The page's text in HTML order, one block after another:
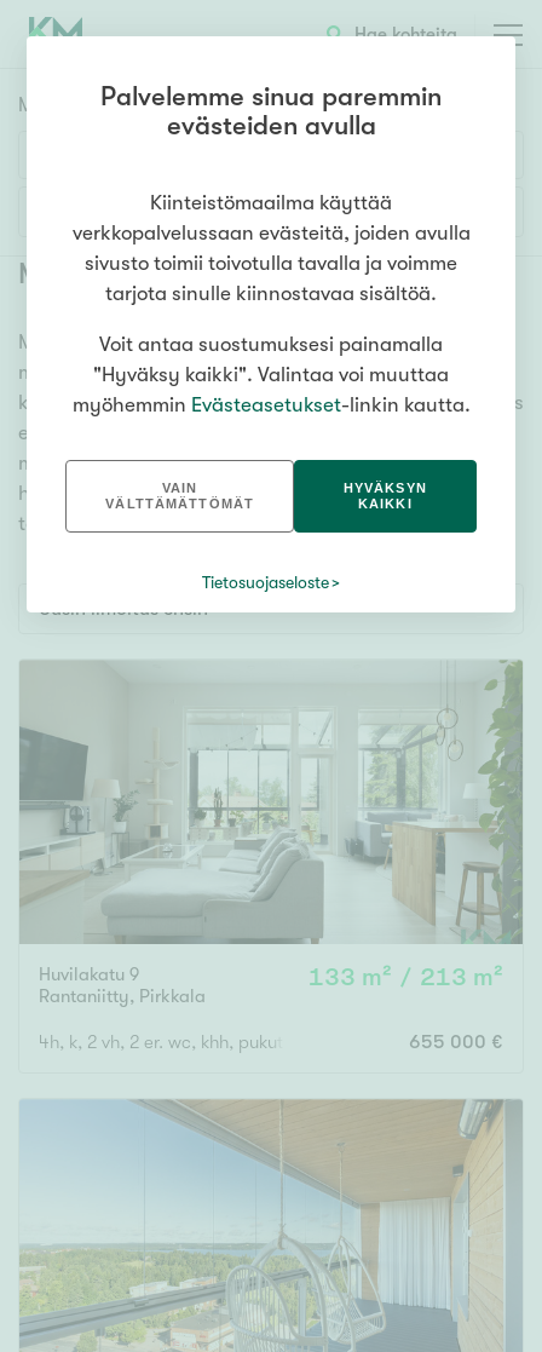
Hae kohteita
Myyntikohteet
1h 2h 3h 4h 5h+
Asuntotyyppi
Kerros-/luhtitalo
Rivitalo/paritalo
Omakoti-/erillistalo
Maa- tai metsätila
Vapaa-ajan asunto
Autotalli
Hinta
000 000 €
Pinta-ala
Asuinpinta-ala Kokonaispinta-ala
m²
Uudiskohteet
Lisää hakuehtoja
Myytävät asunnot Pirkkala (19)
Meiltä löydät myytävät asunnot Pirkkala, oli tarpeesi
mikä vain! Tuhansien kohteiden ja satojen
kiinteistönvälittäjien verkostomme auttaa sinua kenties
elämäsi tärkeimmässä päätöksessä. Katso alta kaikki
myytävät asunnot Pirkkala. Hyödynnä myös kätevää
hakutyökaluamme, jonka avulla löydät omien
toiveidesi mukaisen kodin.
Uusin ilmoitus ensin
Huvilakatu 9
Rantaniitty, Pirkkala
133 m² / 213 m²
4h, k, 2 vh, 2 er. wc, khh, pukutila, s/kph + iso autotalli
655 000 €
Palvelemme sinua paremmin
evästeiden avulla
Kiinteistömaailma käyttää
verkkopalvelussaan evästeitä, joiden avulla
sivusto toimii toivotulla tavalla ja voimme
tarjota sinulle kiinnostavaa sisältöä.
Voit antaa suostumuksesi painamalla
"Hyväksy kaikki". Valintaa voi muuttaa
myöhemmin Evästeasetukset-linkin kautta.
VAIN
VÄLTTÄMÄTTÖMÄT
HYVÄKSYN
KAIKKI
Tietosuojaseloste